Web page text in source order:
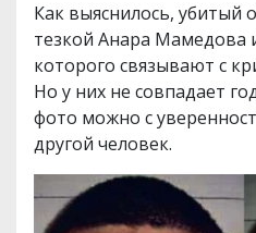
Как выяснилось, убитый
тезкой Анара Мамедова
которого связывают с
Но у них не совпадает
фото можно с
другой человек.